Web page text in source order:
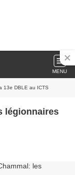
MENU
13e DBLE au ICTS
légionnaires